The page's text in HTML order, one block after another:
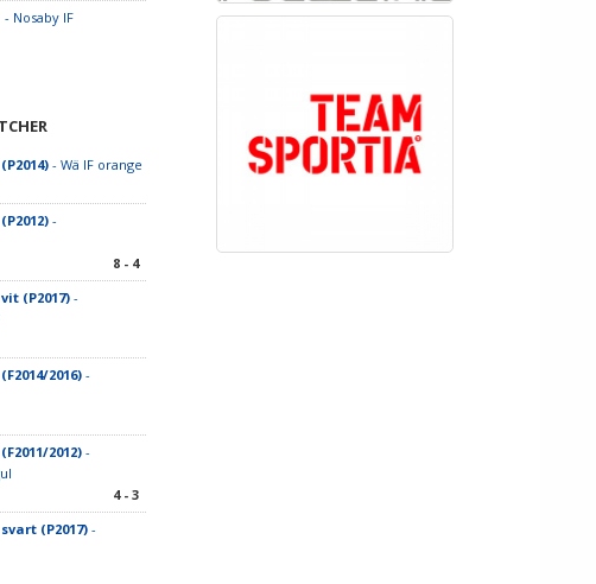
- Nosaby IF
- Wä IF orange
-
8 - 4
(P2017)-
2016)-
2012)-
4 - 3
(P2017)-